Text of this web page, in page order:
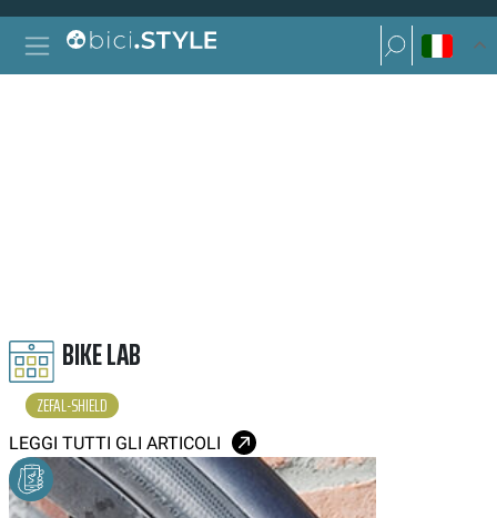
Vai al contenuto
Navigazione principale
Ricerca per:
Ricerca per:
BIKE LAB
ZEFAL-SHIELD
LEGGI TUTTI GLI ARTICOLI